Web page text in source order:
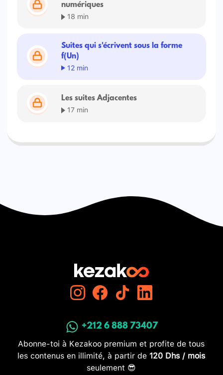
numériques
18 min
Suites qui s'écrivent sous la forme
f(Un)
12 min
Les suites Adjacentes
17 min
+212 6 888 73407
Abonne-toi à Kezakoo premium et profite de tous
les contenus en illimité, à partir de 120 Dhs / mois
seulement 😎